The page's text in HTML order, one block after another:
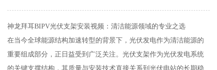
神龙拜耳BIPV光伏支架安装视频：清洁能源领域的专业之选
在当今全球能源结构加速转型的背景下，光伏发电作为清洁能源的
重要组成部分，正日益受到广泛关注。光伏支架作为光伏发电系统
的关键支撑结构，其质量与安装技术直接关系到光伏电站的长期稳